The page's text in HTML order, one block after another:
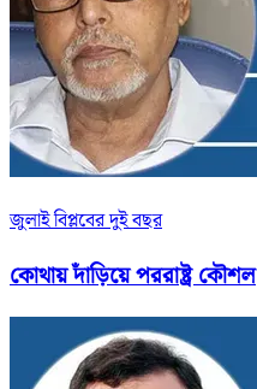
জুলাই বিপ্লবের দুই বছর
কোথায় দাঁড়িয়ে পররাষ্ট্র কৌশল